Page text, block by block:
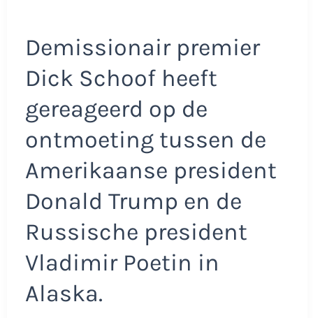
Demissionair premier
Dick Schoof heeft
gereageerd op de
ontmoeting tussen de
Amerikaanse president
Donald Trump en de
Russische president
Vladimir Poetin in
Alaska.